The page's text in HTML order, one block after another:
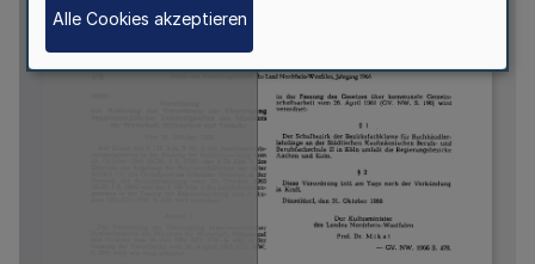
Alle Cookies akzeptieren